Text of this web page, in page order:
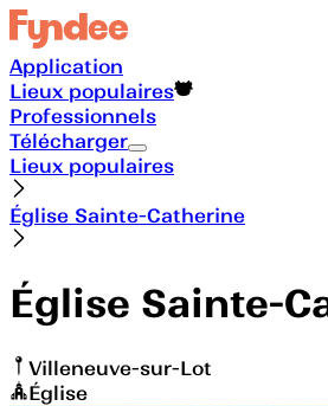
Application
Lieux populaires
Professionnels
Télécharger
Lieux populaires
Église Sainte-Catherine
Église Sainte-
Villeneuve-sur-Lot
Église